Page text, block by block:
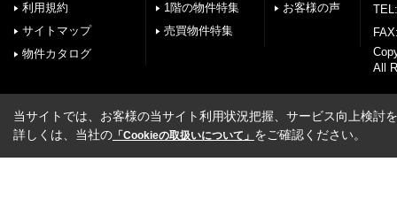
利用規約
サイトマップ
物件カタログ
1階の物件特集
売買物件特集
お客様の声
All
当サイトでは、お客様の当サイト利用状況把握、サービス向上検討
詳しくは、当社の 「Cookieの取扱いについて」 をご確認ください。